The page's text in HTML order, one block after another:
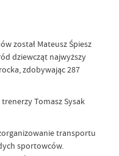
został Mateusz Śpiesz
dziewcząt najwyższy
zdobywając 287
Tomasz Sysak
transportu
sportowców.